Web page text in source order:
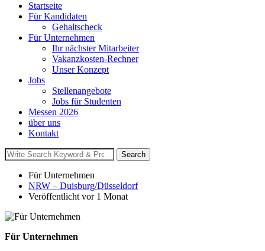
Startseite
Für Kandidaten
Gehaltscheck
Für Unternehmen
Ihr nächster Mitarbeiter
Vakanzkosten-Rechner
Unser Konzept
Jobs
Stellenangebote
Jobs für Studenten
Messen 2026
über uns
Kontakt
Search
for:
Search
Für Unternehmen
NRW – Duisburg/Düsseldorf
Veröffentlicht vor 1 Monat
Für Unternehmen